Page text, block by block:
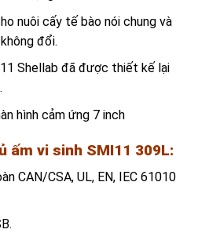
nuôi cấy tế bào nói chung và
đổi.
Shellab đã được thiết kế lại
hình cảm ứng 7 inch
ấm vi sinh SMI11 309L:
CAN/CSA, UL, EN, IEC 61010